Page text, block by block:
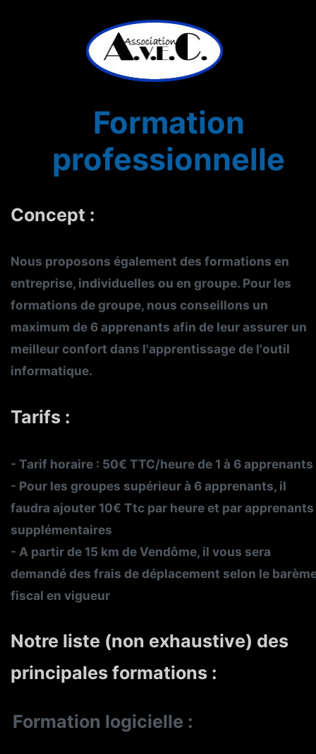
Formation
professionnelle
Concept :
Nous proposons également des formations en
entreprise, individuelles ou en groupe. Pour les
formations de groupe, nous conseillons un
maximum de 6 apprenants afin de leur assurer un
meilleur confort dans l'apprentissage de l'outil
informatique.
Tarifs :
- Tarif horaire : 50€ TTC/heure de 1 à 6 apprenants
- Pour les groupes supérieur à 6 apprenants, il
faudra ajouter 10€ Ttc par heure et par apprenants
supplémentaires
- A partir de 15 km de Vendôme, il vous sera
demandé des frais de déplacement selon le
fiscal en vigueur
Notre liste (non exhaustive) des
principales formations :
Formation logicielle :